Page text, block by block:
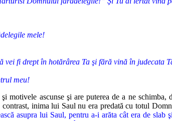
mele!
fi drept în hotărârea Ta şi fără vină în judecata
meu!
motivele ascunse şi are puterea de a ne
inima lui Saul nu era predată cu totul
asupra lui Saul, pentru a-i arăta cât era de